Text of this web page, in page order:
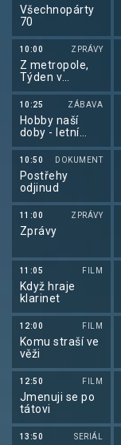
Všechnopárty
70
10:00 ZPRÁVY
Z metropole,
Týden v
regionech
10:25 ZÁBAVA
Hobby naší
doby - letní
speciál
10:50 DOKUMENT
Postřehy
odjinud
11:00 ZPRÁVY
Zprávy
11:05 FILM
Když hraje
klarinet
12:00 FILM
Komu straší ve
věži
12:50 FILM
Jmenuji se po
tátovi
13:50 SERIÁL